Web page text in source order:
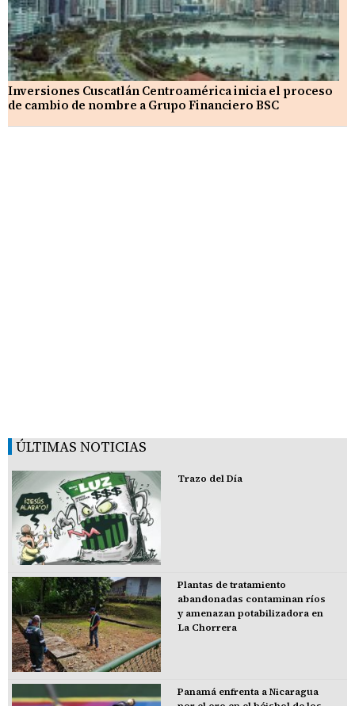
Inversiones Cuscatlán Centroamérica inicia el proceso
de cambio de nombre a Grupo Financiero BSC
ÚLTIMAS NOTICIAS
Trazo del Día
Plantas de tratamiento
abandonadas contaminan ríos
y amenazan potabilizadora en
La Chorrera
Panamá enfrenta a Nicaragua